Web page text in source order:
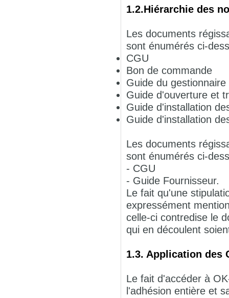
1.2.Hiérarchie des
Les documents
sont énumérés ci-
CGU
Bon de commande
Guide du gestionnaire
Guide d'ouverture et
Guide d'installation
Guide d'installation
Les documents
sont énumérés ci-
- CGU
- Guide Fournisseur.
Le fait qu'une
expressément
celle-ci contredise le
qui en découlent
1.3. Application des
Le fait d'accéder à
l'adhésion entière et